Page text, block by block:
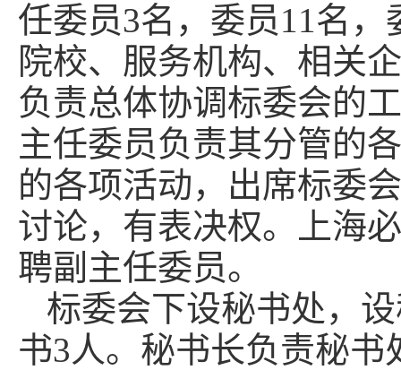
任委员3名，委员11名
院校、服务机构、相关
负责总体协调标委会的
主任委员负责其分管的
的各项活动，出席标委
讨论，有表决权。上海
聘副主任委员。
标委会下设秘书处，
书3人。秘书长负责秘